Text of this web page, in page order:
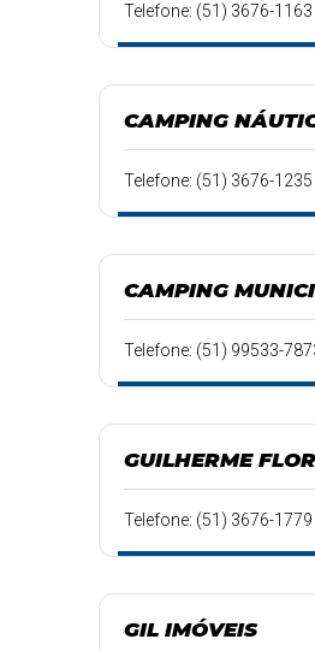
Telefone: (51) 3676-1163
CAMPING
Telefone: (51) 3676-
CAMPING
Telefone: (51) 99533-
GUILHERME
Telefone: (51) 3676-
GIL IMÓVEIS